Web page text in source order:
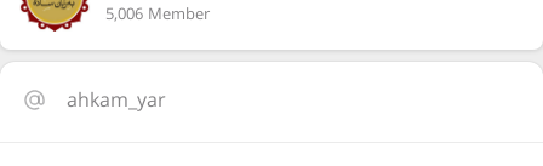
5,006 Member
ahkam_yar